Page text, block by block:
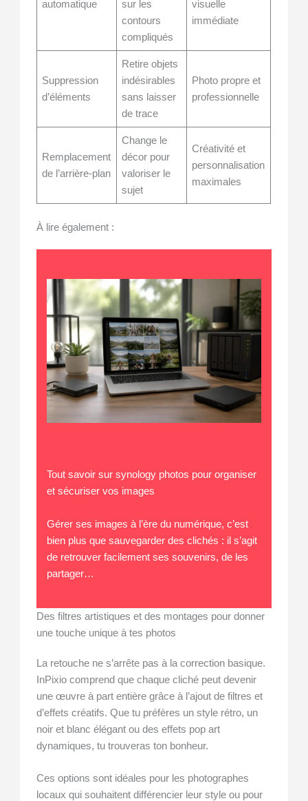
automatique
sur les
contours
compliqués
visuelle
immédiate
Suppression
d’éléments
Retire objets
indésirables
sans laisser
de trace
Photo propre et
professionnelle
Remplacement
de l’arrière-plan
Change le
décor pour
valoriser le
sujet
Créativité et
personnalisation
maximales
À lire également :
Tout savoir sur synology photos pour organiser
et sécuriser vos images
Gérer ses images à l’ère du numérique, c’est
bien plus que sauvegarder des clichés : il s’agit
de retrouver facilement ses souvenirs, de les
partager…
Des filtres artistiques et des montages pour donner
une touche unique à tes photos
La retouche ne s’arrête pas à la correction basique.
InPixio comprend que chaque cliché peut devenir
une œuvre à part entière grâce à l’ajout de filtres et
d’effets créatifs. Que tu préfères un style rétro, un
noir et blanc élégant ou des effets pop art
dynamiques, tu trouveras ton bonheur.
Ces options sont idéales pour les photographes
locaux qui souhaitent différencier leur style ou pour